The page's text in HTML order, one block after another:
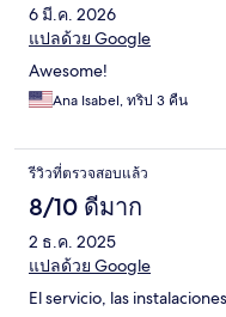
6 มี.ค. 2026
แปลด้วย Google
Awesome!
Ana Isabel, ทริป 3 คืน
รีวิวที่ตรวจสอบแล้ว
8/10 ดีมาก
2 ธ.ค. 2025
แปลด้วย Google
El servicio, las